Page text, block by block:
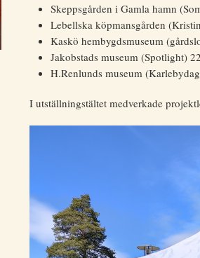
Skeppsgården i Gamla hamn
Lebellska köpmansgården
Kaskö hembygdsmuseum
Jakobstads museum (Spotlight)
H.Renlunds museum
I utställningstältet medverkade